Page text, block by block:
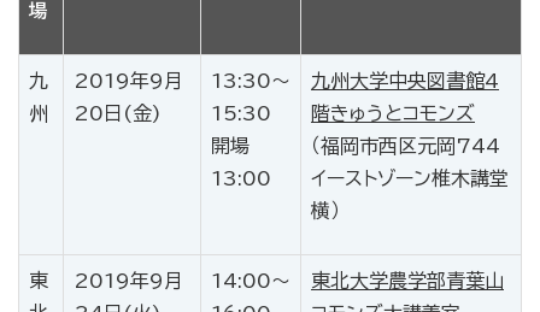
場
九
州
2019年9月
20日(金)
13:30～
15:30
開場
13:00
九州大学中央図書館4
階きゅうとコモンズ
（福岡市西区元岡744
イーストゾーン椎木講堂
横）
東
2019年9月
14:00～
東北大学農学部青葉山